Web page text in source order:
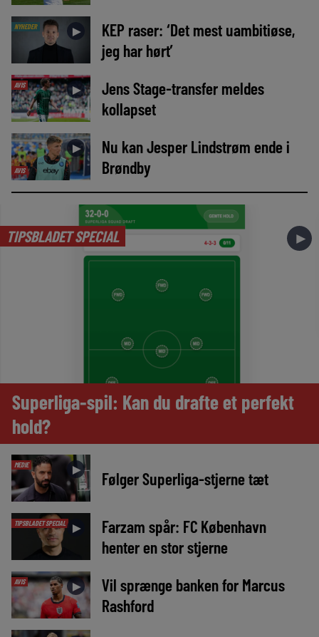
NYHEDER ►
KEP raser: ‘Det mest uambitiøse,
jeg har hørt’
AVIS ►
Jens Stage-transfer meldes
kollapset
AVIS
►
Nu kan Jesper Lindstrøm ende i
Brøndby
TIPSBLADET SPECIAL ►
Superliga-spil: Kan du drafte et perfekt
hold?
MEDIE ► Følger Superliga-stjerne tæt
TIPSBLADET SPECIAL ►
Farzam spår: FC København
henter en stor stjerne
AVIS ►
Vil sprænge banken for Marcus
Rashford